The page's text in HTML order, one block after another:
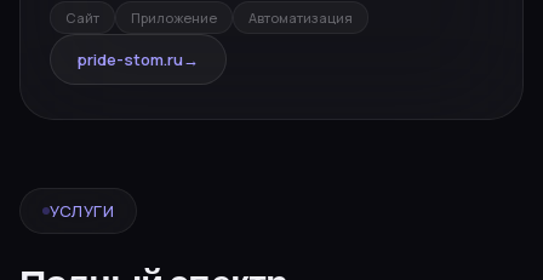
Сайт Приложение Автоматизация
pride-stom.ru→
УСЛУГИ